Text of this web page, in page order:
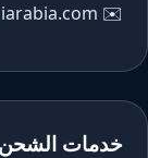
✉️
خدمات الشحن